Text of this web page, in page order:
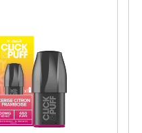
10mg 20mg